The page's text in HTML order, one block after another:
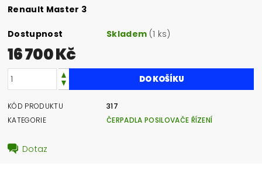
Renault Master 3
Dostupnost Skladem (1 ks)
16 700 Kč
KÓD PRODUKTU
317
KATEGORIE
ČERPADLA POSILOVAČE ŘÍZENÍ
Dotaz